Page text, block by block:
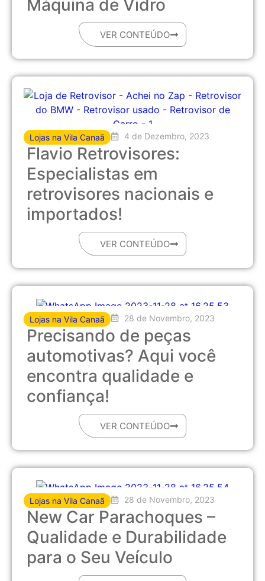
Máquina de Vidro
VER CONTEÚDO
Lojas na Vila Canaã 4 de Dezembro, 2023
Flavio Retrovisores:
Especialistas em
retrovisores nacionais e
importados!
VER CONTEÚDO
Lojas na Vila Canaã 28 de Novembro, 2023
Precisando de peças
automotivas? Aqui você
encontra qualidade e
confiança!
VER CONTEÚDO
Lojas na Vila Canaã 28 de Novembro, 2023
New Car Parachoques –
Qualidade e Durabilidade
para o Seu Veículo